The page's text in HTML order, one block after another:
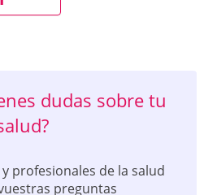
dudas sobre tu
profesionales de la salud
preguntas